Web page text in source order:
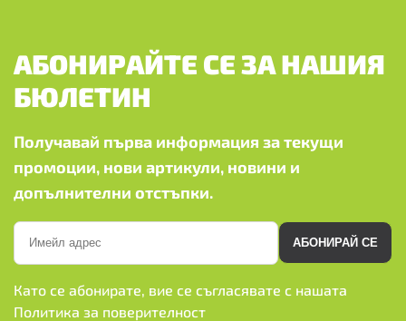
АБОНИРАЙТЕ СЕ ЗА НАШИЯ
БЮЛЕТИН
Получавай първа информация за текущи
промоции, нови артикули, новини и
допълнителни отстъпки.
АБОНИРАЙ СЕ
Като се абонирате, вие се съгласявате с нашата
Политика за поверителност